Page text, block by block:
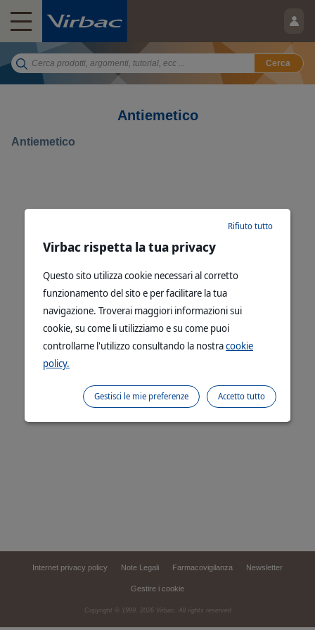
Cerca
Antiemetico
Antiemetico
Internet privacy policy Note Legali Farmacovigilanza Newsletter
Gestire i cookie
Copyright © 1999, 2026 Virbac. All rights reserved
Virbac rispetta la tua privacy
Questo sito utilizza cookie necessari al corretto
funzionamento del sito e per facilitare la tua
navigazione. Troverai maggiori informazioni sui
cookie, su come li utilizziamo e su come puoi
controllarne l'utilizzo consultando la nostracookie
policy.
Rifiuto tutto
Accetto tutto
Gestisci le mie preferenze